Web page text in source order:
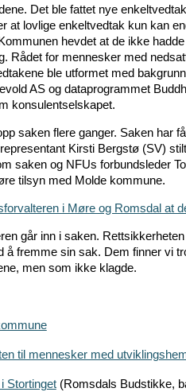
Det ble fattet nye
at lovlige enkeltvedtak kun kan
hevdet at de ikke
Rådet for mennesker med
ble utformet med
AS og dataprogrammet
konsulentselskapet.
saken flere ganger. Saken har
Kirsti Bergstø (SV)
saken og NFUs forbundsleder
tilsyn med Molde kommune.
i Møre og Romsdal at
går inn i saken.
å fremme sin sak. Dem finner vi
men som ikke klagde.
til mennesker med
Stortinget(Romsdals Budstikke,